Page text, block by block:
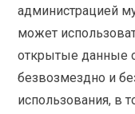
администрацией
может
открытые данные
безвозмездно и
использования, в